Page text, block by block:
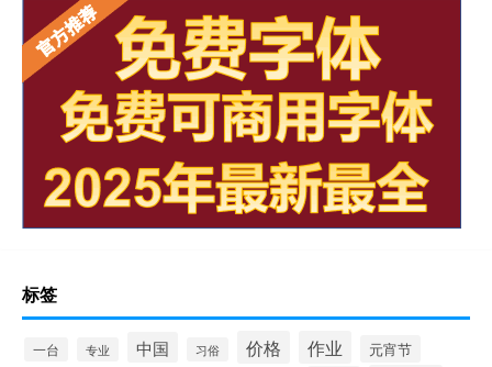
标签
一台 专业 中国 习俗 价格 作业 元宵节